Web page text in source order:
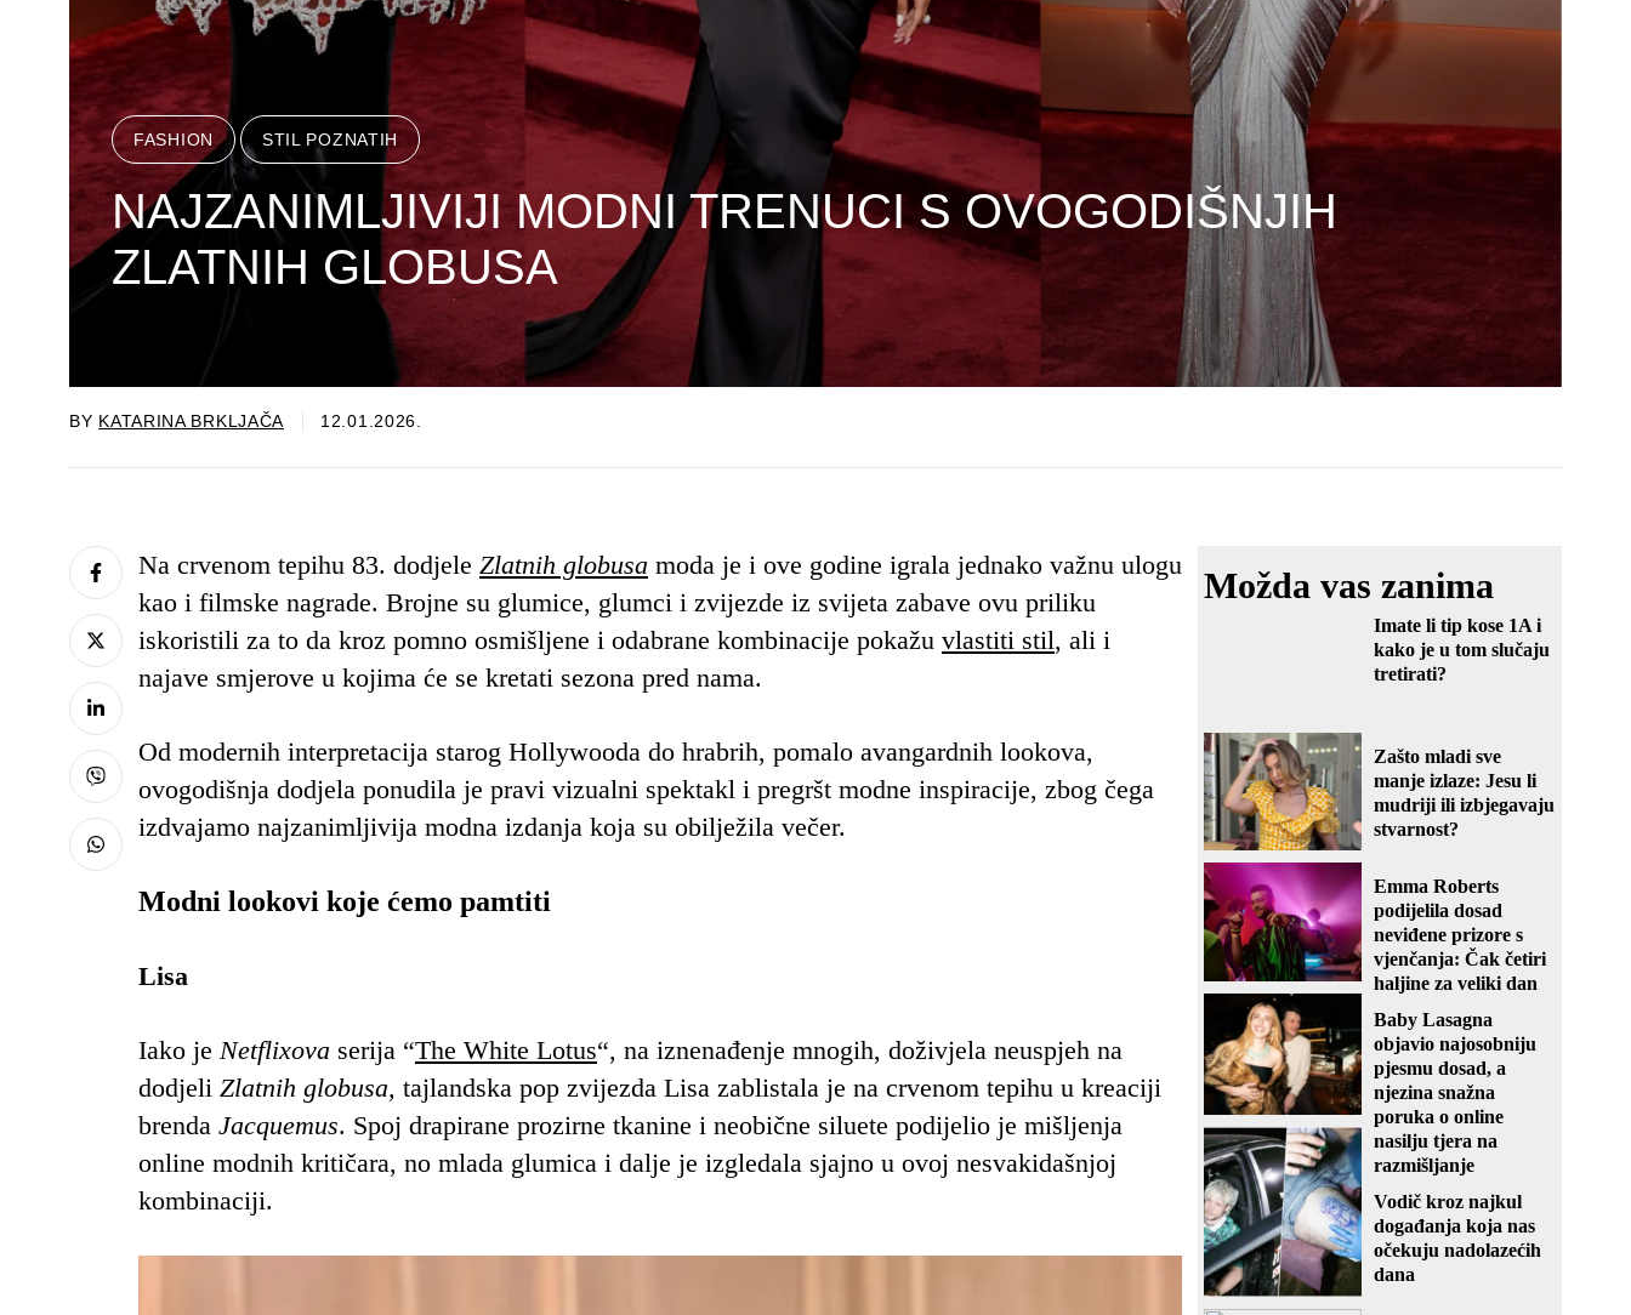
FASHION STIL POZNATIH
NAJZANIMLJIVIJI MODNI TRENUCI S OVOGODIŠNJIH
ZLATNIH GLOBUSA
BY KATARINA BRKLJAČA 12.01.2026.
Na crvenom tepihu 83. dodjele Zlatnih globusa moda je i ove godine igrala jednako važnu ulogu
kao i filmske nagrade. Brojne su glumice, glumci i zvijezde iz svijeta zabave ovu priliku
iskoristili za to da kroz pomno osmišljene i odabrane kombinacije pokažu vlastiti stil, ali i
najave smjerove u kojima će se kretati sezona pred nama.
Od modernih interpretacija starog Hollywooda do hrabrih, pomalo avangardnih lookova,
ovogodišnja dodjela ponudila je pravi vizualni spektakl i pregršt modne inspiracije, zbog čega
izdvajamo najzanimljivija modna izdanja koja su obilježila večer.
Modni lookovi koje ćemo pamtiti
Lisa
Iako je Netflixova serija “The White Lotus“, na iznenađenje mnogih, doživjela neuspjeh na
dodjeli Zlatnih globusa, tajlandska pop zvijezda Lisa zablistala je na crvenom tepihu u kreaciji
brenda Jacquemus. Spoj drapirane prozirne tkanine i neobične siluete podijelio je mišljenja
online modnih kritičara, no mlada glumica i dalje je izgledala sjajno u ovoj nesvakidašnjoj
kombinaciji.
Možda vas zanima
Imate li tip kose 1A i
kako je u tom slučaju
tretirati?
Zašto mladi sve
manje izlaze: Jesu li
mudriji ili izbjegavaju
stvarnost?
Emma Roberts
podijelila dosad
neviđene prizore s
vjenčanja: Čak četiri
haljine za veliki dan
Baby Lasagna
objavio najosobniju
pjesmu dosad, a
njezina snažna
poruka o online
nasilju tjera na
razmišljanje
Vodič kroz najkul
događanja koja nas
očekuju nadolazećih
dana